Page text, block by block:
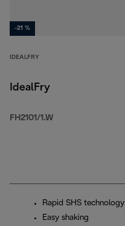
-21 %
IDEALFRY
IdealFry
FH2101/1.W
Rapid SHS technology
Easy shaking